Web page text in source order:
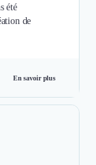
été
de
En savoir plus